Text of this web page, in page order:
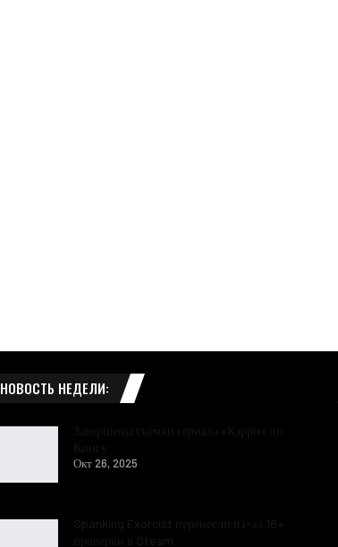
НОВОСТЬ НЕДЕЛИ:
Окт 26, 2025